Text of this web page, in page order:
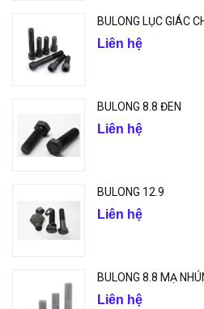
BULONG LỤC GIÁC
Liên hệ
BULONG 8.8 ĐEN
Liên hệ
BULONG 12.9
Liên hệ
BULONG 8.8 MẠ
Liên hệ